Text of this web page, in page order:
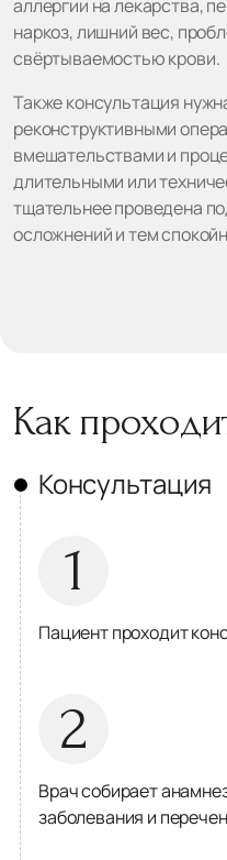
аллергии на лекарства,
наркоз, лишний вес,
свёртываемостью крови.
Также консультация
реконструктивными
вмешательствами и
длительными или
тщательнее проведена
осложнений и тем
Как
Консультация
1
Пациент проходит
2
Врач собирает
заболевания и